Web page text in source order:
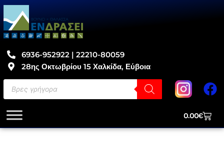
6936-952922 | 22210-80059
28ης Οκτωβρίου 15 Χαλκίδα, Εύβοια
0.00€